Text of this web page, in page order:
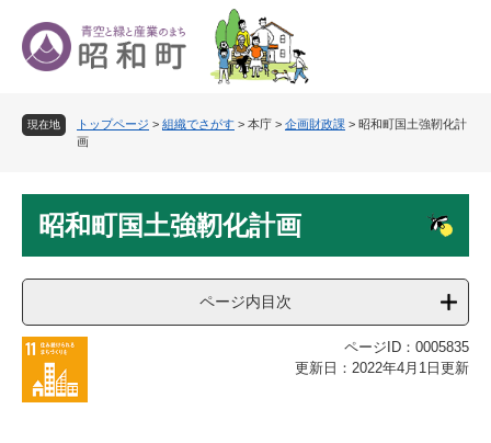
現在地 トップページ > 組織でさがす > 本庁 > 企画財政課 > 昭和町国土強靭化計
画
昭和町国土強靭化計画
ページ内目次
ページID：0005835
更新日：2022年4月1日更新